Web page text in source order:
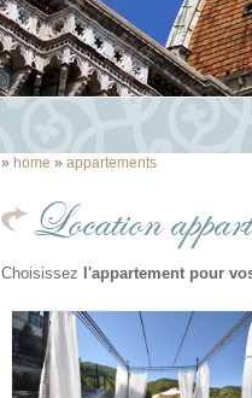
» home » appartements
Location
Choisissez l'appartement pour